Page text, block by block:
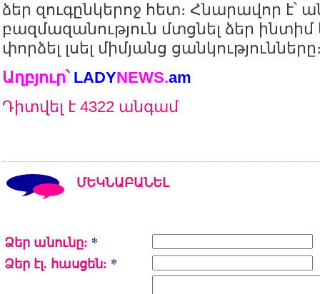
ձեր զուգընկերոջ հետ։ Հնարավոր է՝
բազմազանություն մտցնել ձեր ինտիմ
փորձել լսել միմյանց
Աղբյուր՝ LADYNEWS.am
Դիտվել է 4322 անգամ
ՄԵԿՆԱԲԱՆԵԼ
Ձեր անունը: *
Ձեր էլ. հասցեն: *